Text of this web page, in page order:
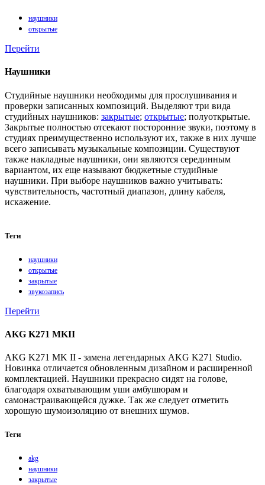
наушники
открытые
Перейти
Наушники
Студийные наушники необходимы для прослушивания и
проверки записанных композиций. Выделяют три вида
студийных наушников: закрытые; открытые; полуоткрытые.
Закрытые полностью отсекают посторонние звуки, поэтому в
студиях преимущественно используют их, также в них лучше
всего записывать музыкальные композиции. Существуют
также накладные наушники, они являются серединным
вариантом, их еще называют бюджетные студийные
наушники. При выборе наушников важно учитывать:
чувствительность, частотный диапазон, длину кабеля,
искажение.
Теги
наушники
открытые
закрытые
звукозапись
Перейти
AKG K271 MKII
AKG K271 MK II - замена легендарных AKG K271 Studio.
Новинка отличается обновленным дизайном и расширенной
комплектацией. Наушники прекрасно сидят на голове,
благодаря охватывающим уши амбушюрам и
самонастраивающейся дужке. Так же следует отметить
хорошую шумоизоляцию от внешних шумов.
Теги
akg
наушники
закрытые